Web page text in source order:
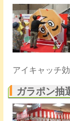
アイキャッチ
ガラポン抽